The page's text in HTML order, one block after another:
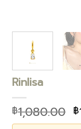
Rinlisa
฿1,080.00 ฿